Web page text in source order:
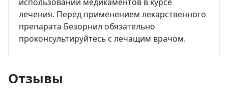
лечения. Перед применением лекарственного
препарата Безорнил обязательно
проконсультируйтесь с лечащим врачом.
Отзывы